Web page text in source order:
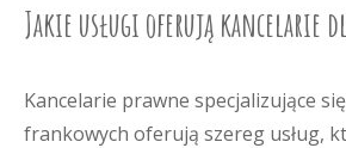
Jakie usługi oferują kancelarie
Kancelarie prawne specjalizujące
frankowych oferują szereg usług,